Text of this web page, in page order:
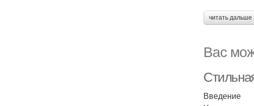
читать
Вас
Введение